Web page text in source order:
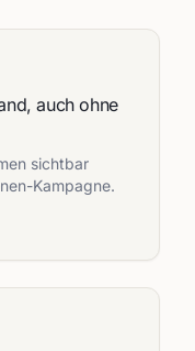
auch ohne
sichtbar
Kampagne.